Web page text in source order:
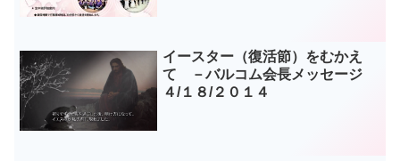
イースター（復活節）をむかえ
て －バルコム会長メッセージ
４/１８/２０１４